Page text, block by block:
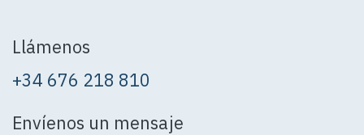
Llámenos
+34 676 218 810
Envíenos un mensaje